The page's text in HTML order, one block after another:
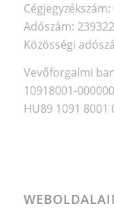
Adószám:
Közösségi
Vevőforgalmi
10918001-
HU89 1091 8001